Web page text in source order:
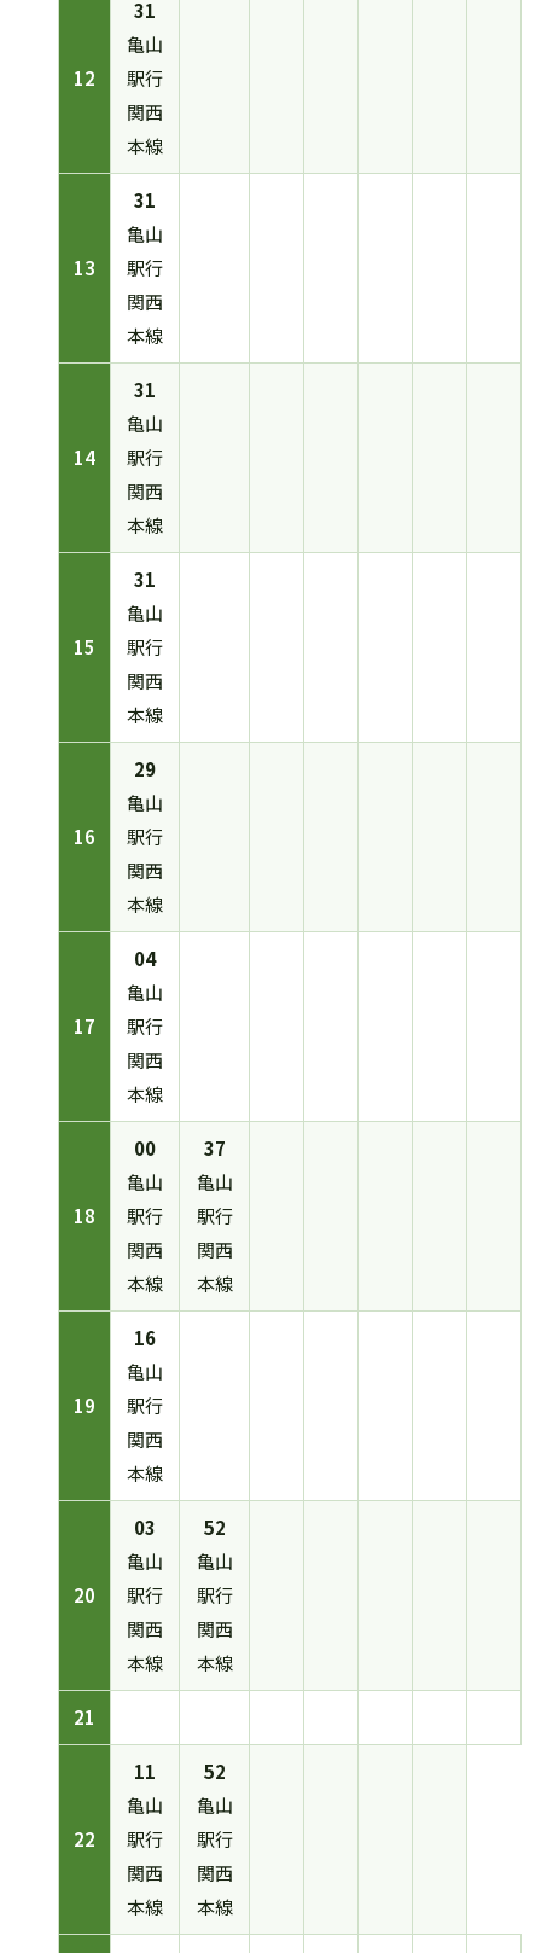
12
31
亀山
駅行
関西
本線
13
31
亀山
駅行
関西
本線
14
31
亀山
駅行
関西
本線
15
31
亀山
駅行
関西
本線
16
29
亀山
駅行
関西
本線
17
04
亀山
駅行
関西
本線
18
00
亀山
駅行
関西
本線
37
亀山
駅行
関西
本線
19
16
亀山
駅行
関西
本線
20
03
亀山
駅行
関西
本線
52
亀山
駅行
関西
本線
21
22
11
亀山
駅行
関西
本線
52
亀山
駅行
関西
本線